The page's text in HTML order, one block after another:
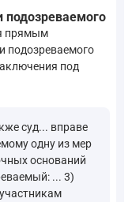
прямым
подозреваемого
под
суд... вправе
одну из мер
оснований
... 3)